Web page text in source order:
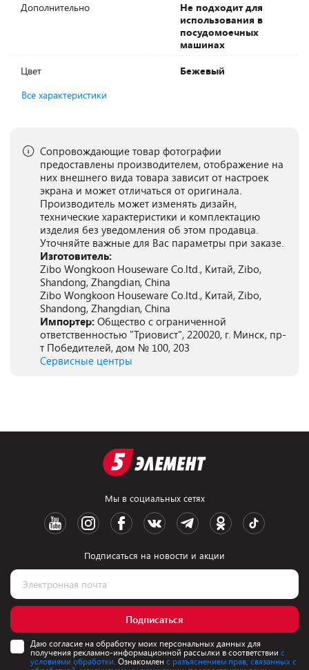
Дополнительно
Не подходит для
использования в
посудомоечных
машинах
Цвет
Бежевый
Все характеристики
Сопровождающие товар фотографии
предоставлены производителем, отображение на
них внешнего вида товара зависит от настроек
экрана и может отличаться от оригинала.
Производитель может изменять дизайн,
технические характеристики и комплектацию
изделия без уведомления об этом продавца.
Уточняйте важные для Вас параметры при заказе.
Изготовитель:
Zibo Wongkoon Houseware Co.ltd., Китай, Zibo,
Shandong, Zhangdian, China
Zibo Wongkoon Houseware Co.ltd., Китай, Zibo,
Shandong, Zhangdian, China
Импортер: Общество с ограниченной
ответственностью "Триовист", 220020, г. Минск, пр-
т Победителей, дом № 100, 203
Сервисные центры
Мы в социальных сетях
Подписаться на новости и акции
Подписаться
Даю согласие на обработку моих персональных данных для
получения рекламно-информационной рассылки в соответствии с
условиями обработки. Ознакомлен с разъяснением прав, связанных с